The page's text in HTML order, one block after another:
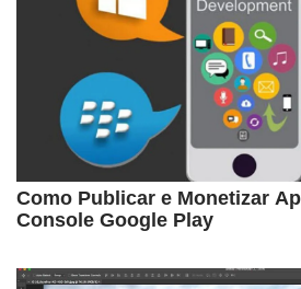
Como Publicar e Monetizar
Console Google Play